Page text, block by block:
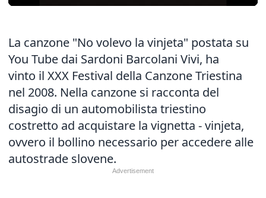
La canzone "No volevo la vinjeta" postata su
You Tube dai Sardoni Barcolani Vivi, ha
vinto il XXX Festival della Canzone Triestina
nel 2008. Nella canzone si racconta del
disagio di un automobilista triestino
costretto ad acquistare la vignetta - vinjeta,
ovvero il bollino necessario per accedere alle
autostrade slovene.